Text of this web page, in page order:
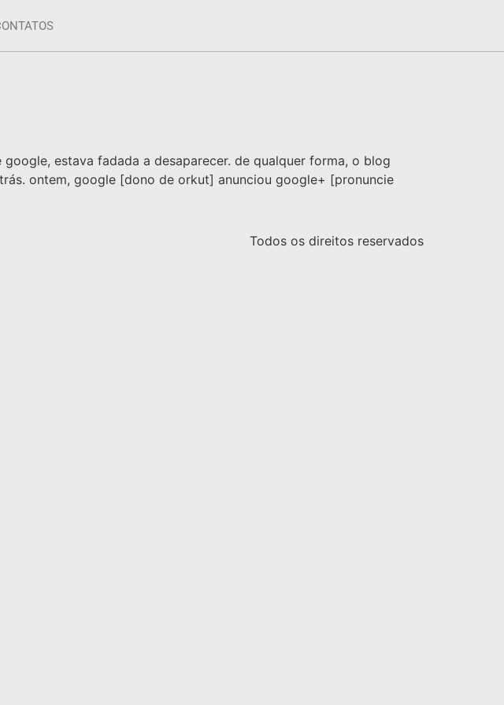
estava fadada a desaparecer. de qualquer forma, o blog
ontem, google [dono de orkut] anunciou google+ [pronuncie
Todos os direitos reservados